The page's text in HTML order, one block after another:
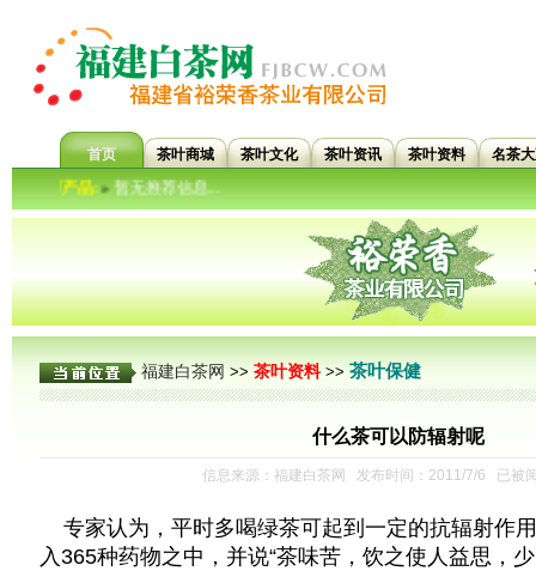
首页 茶叶商城 茶叶文化 茶叶资讯 茶叶资料 名茶
推荐产品:»暂无推荐信息...
福建白茶网 >> 茶叶资料>> 茶叶保健
什么茶可以防辐射呢
信息来源：福建白茶网 发布时间：2011/7/6 已被
专家认为，平时多喝绿茶可起到一定的抗辐射作
入365种药物之中，并说“茶味苦，饮之使人益思，